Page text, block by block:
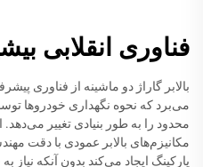
فناوری انقلابی
بالابر گاراژ دو ماشینه از فناوری
می‌برد که نحوه نگهداری خودروها
محدود را به طور بنیادی تغییر می‌دهد.
مکانیزم‌های بالابر عمودی با دقت
پارکینگ ایجاد می‌کند بدون آنکه